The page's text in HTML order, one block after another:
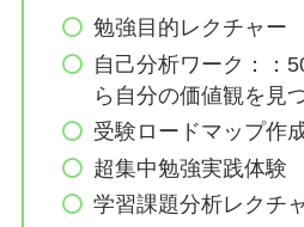
勉強目的レクチャー
自己分析ワーク：：
ら自分の価値観を見
受験ロードマップ作
超集中勉強実践体験
学習課題分析レクチ